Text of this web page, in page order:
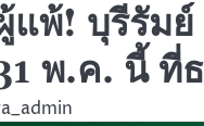
แพ้! บุรีรัม
พ.ค. นี้